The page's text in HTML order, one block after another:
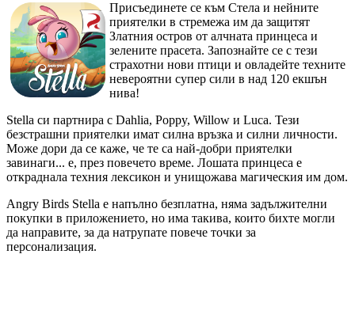
Присъединете се към Стела и нейните
приятелки в стремежа им да защитят
Златния остров от алчната принцеса и
зелените прасета. Запознайте се с тези
страхотни нови птици и овладейте техните
невероятни супер сили в над 120 екшън
нива!
Stella си партнира с Dahlia, Poppy, Willow и Luca. Тези
безстрашни приятелки имат силна връзка и силни личности.
Може дори да се каже, че те са най-добри приятелки
завинаги... е, през повечето време. Лошата принцеса е
откраднала техния лексикон и унищожава магическия им дом.
Angry Birds Stella е напълно безплатна, няма задължителни
покупки в приложението, но има такива, които бихте могли
да направите, за да натрупате повече точки за
персонализация.